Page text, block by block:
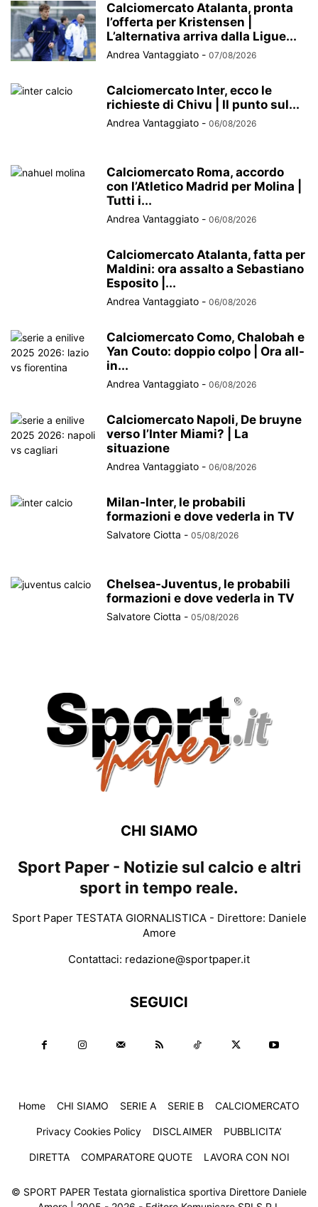
Calciomercato Atalanta, pronta
l’offerta per Kristensen |
L’alternativa arriva dalla Ligue...
Andrea Vantaggiato - 07/08/2026
Calciomercato Inter, ecco le
richieste di Chivu | Il punto sul...
Andrea Vantaggiato - 06/08/2026
Calciomercato Roma, accordo
con l’Atletico Madrid per Molina |
Tutti i...
Andrea Vantaggiato - 06/08/2026
Calciomercato Atalanta, fatta per
Maldini: ora assalto a Sebastiano
Esposito |...
Andrea Vantaggiato - 06/08/2026
Calciomercato Como, Chalobah e
Yan Couto: doppio colpo | Ora all-
in...
Andrea Vantaggiato - 06/08/2026
Calciomercato Napoli, De bruyne
verso l’Inter Miami? | La
situazione
Andrea Vantaggiato - 06/08/2026
Milan-Inter, le probabili
formazioni e dove vederla in TV
Salvatore Ciotta - 05/08/2026
Chelsea-Juventus, le probabili
formazioni e dove vederla in TV
Salvatore Ciotta - 05/08/2026
CHI SIAMO
Sport Paper - Notizie sul calcio e altri
sport in tempo reale.
Sport Paper TESTATA GIORNALISTICA - Direttore: Daniele
Amore
Contattaci: redazione@sportpaper.it
SEGUICI
Home CHI SIAMO SERIE A SERIE B CALCIOMERCATO
Privacy Cookies Policy DISCLAIMER PUBBLICITA’
DIRETTA COMPARATORE QUOTE LAVORA CON NOI
© SPORT PAPER Testata giornalistica sportiva Direttore Daniele